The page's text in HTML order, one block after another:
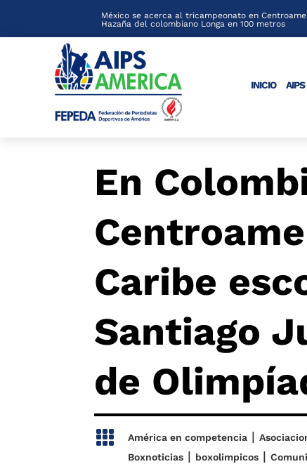
México se acerca al tricampeonato en
Hazaña del colombiano Longa en 100 metros
INICIO
En
Caribe
Santiago
de
 América en competencia|
Boxnoticias| boxolimpicos|